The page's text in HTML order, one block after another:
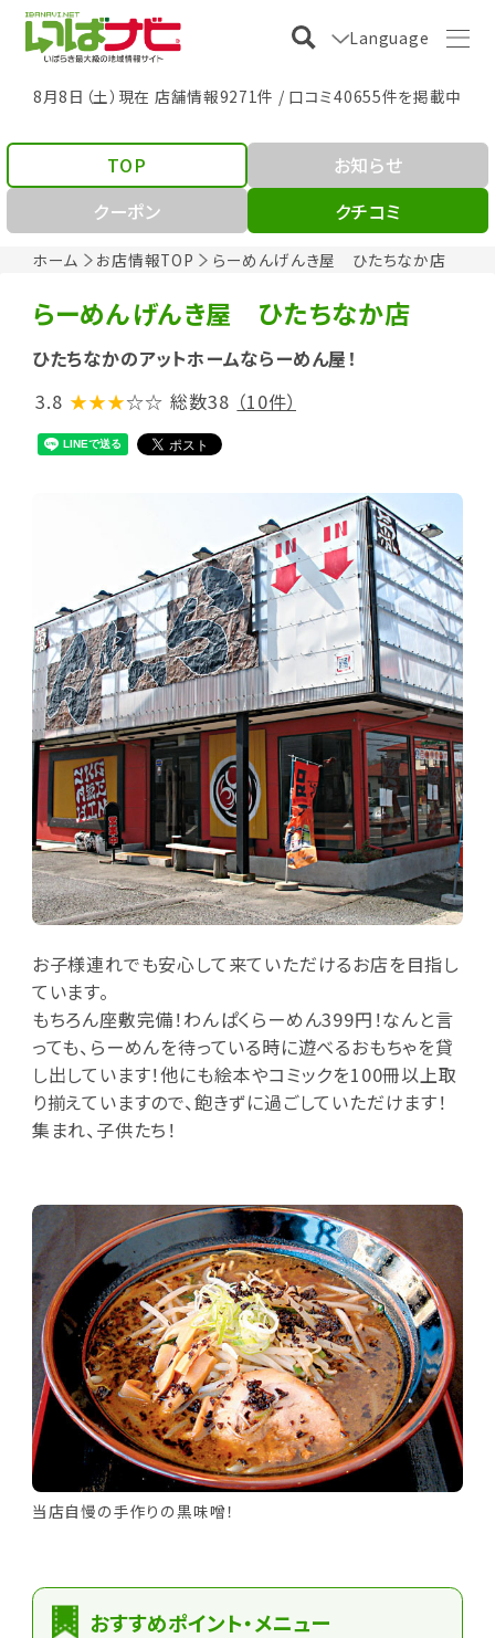
Language
8月8日（土）現在 店舗情報9271件 / 口コミ40655件を掲載中
ホーム お店情報TOP らーめんげんき屋 ひたちなか店
TOP
お知らせ
クーポン
クチコミ
らーめんげんき屋 ひたちなか店
ひたちなかのアットホームならーめん屋！
3.8 ★★★☆☆ 総数38 （10件）
お子様連れでも安心して来ていただけるお店を目指し
ています。
もちろん座敷完備！わんぱくらーめん399円！なんと言
っても、らーめんを待っている時に遊べるおもちゃを貸
し出しています！他にも絵本やコミックを100冊以上取
り揃えていますので、飽きずに過ごしていただけます！
集まれ、子供たち！
当店自慢の手作りの黒味噌！
おすすめポイント・メニュー